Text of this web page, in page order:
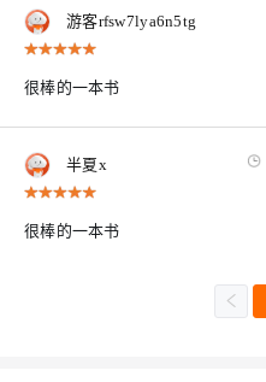
游客rfsw7lya6n5tg
很棒的一本书
半夏x
很棒的一本书